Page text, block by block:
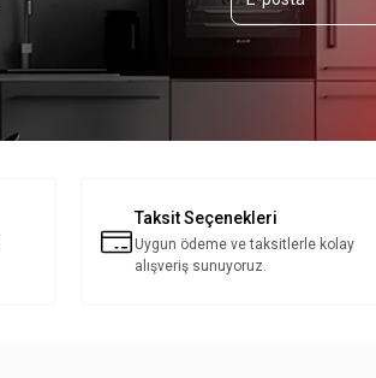
Taksit Seçenekleri
Uygun ödeme ve taksitlerle kolay
alışveriş sunuyoruz.